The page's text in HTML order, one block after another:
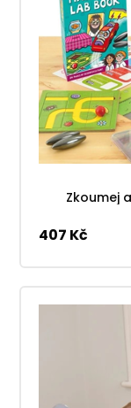
Zkoumej
407 Kč